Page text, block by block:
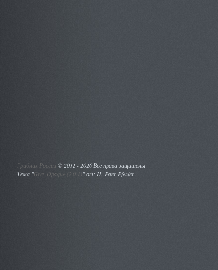
Грибник России ©2012 - 2026 Все права защищены
Тема "Grey Opaque (2.0.1)" от: H.-Peter Pfeufer